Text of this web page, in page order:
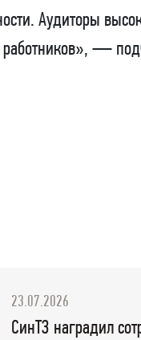
Аудиторы
работников», —
23.07.2026
СинТЗ наградил